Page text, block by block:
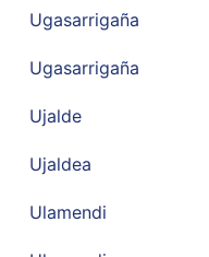
Ugasarrigaña
Ugasarrigaña
Ujalde
Ujaldea
Ulamendi